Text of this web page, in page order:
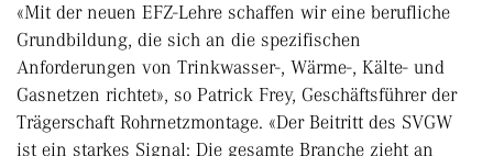
«Mit der neuen EFZ-Lehre schaffen wir eine berufliche
Grundbildung, die sich an die spezifischen
Anforderungen von Trinkwasser-, Wärme-, Kälte- und
Gasnetzen richtet», so Patrick Frey, Geschäftsführer der
Trägerschaft Rohrnetzmontage. «Der Beitritt des SVGW
ist ein starkes Signal: Die gesamte Branche zieht an